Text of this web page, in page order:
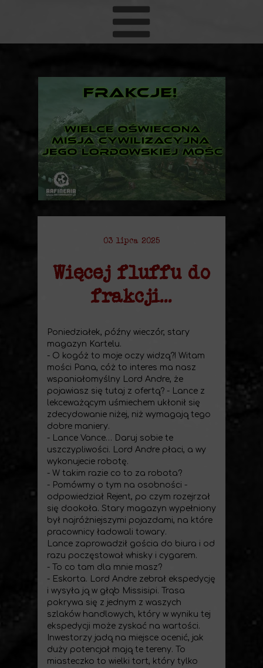
03 lipca 2025
Więcej fluffu do
frakcji...
Poniedziałek, późny wieczór, stary
magazyn Kartelu.
- O kogóż to moje oczy widzą?! Witam
mości Pana, cóż to interes ma nasz
wspaniałomyślny Lord Andre, że
pojawiasz się tutaj z ofertą? - Lance z
lekceważącym uśmiechem ukłonił się
zdecydowanie niżej, niż wymagają tego
dobre maniery.
- Lance Vance… Daruj sobie te
uszczypliwości. Lord Andre płaci, a wy
wykonujecie robotę.
- W takim razie co to za robota?
- Pomówmy o tym na osobności -
odpowiedział Rejent, po czym rozejrzał
się dookoła. Stary magazyn wypełniony
był najróżniejszymi pojazdami, na które
pracownicy ładowali towary.
Lance zaprowadził gościa do biura i od
razu poczęstował whisky i cygarem.
- To co tam dla mnie masz?
- Eskorta. Lord Andre zebrał ekspedycję
i wysyła ją w głąb Missisipi. Trasa
pokrywa się z jednym z waszych
szlaków handlowych, który w wyniku tej
ekspedycji może zyskać na wartości.
Inwestorzy jadą na miejsce ocenić, jak
duży potencjał mają te tereny. To
miasteczko to wielki tort, który tylko